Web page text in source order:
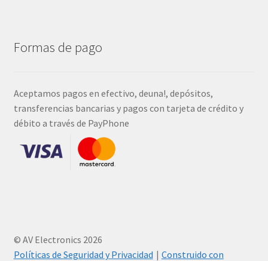
Formas de pago
Aceptamos pagos en efectivo, deuna!, depósitos,
transferencias bancarias y pagos con tarjeta de crédito y
débito a través de PayPhone
© AV Electronics 2026
Políticas de Seguridad y Privacidad
Construido con